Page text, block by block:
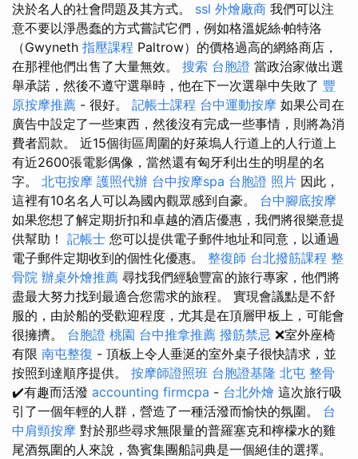
決於名人的社會問題及其方式。 ssl 外燴廠商 我們可以注
意不要以淨愚蠢的方式嘗試它們，例如格溫妮絲·帕特洛
（Gwyneth 指壓課程 Paltrow）的價格過高的網絡商店，
在那裡他們出售了大量無效。 搜索 台胞證 當政治家做出選
舉承諾，然後不遵守選舉時，他在下一次選舉中失敗了 豐
原按摩推薦 - 很好。 記帳士課程 台中運動按摩 如果公司在
廣告中設定了一些東西，然後沒有完成一些事情，則將為消
費者罰款。 近15個街區周圍的好萊塢人行道上的人行道上
有近2600張電影偶像，當然還有匈牙利出生的明星的名
字。 北屯按摩 護照代辦 台中按摩spa 台胞證 照片 因此，
這裡有10名名人可以為國內觀眾感到自豪。 台中腳底按摩
如果您想了解定期折扣和卓越的酒店優惠，我們將很樂意提
供幫助！ 記帳士 您可以提供電子郵件地址和同意，以通過
電子郵件定期收到的個性化優惠。 整復師 台北撥筋課程 整
骨院 辦桌外燴推薦 尋找我們經驗豐富的旅行專家，他們將
盡最大努力找到最適合您需求的旅程。 實現會議點是不舒
服的，由於船的受歡迎程度，尤其是在頂層甲板上，可能會
很擁擠。 台胞證 桃園 台中推拿推薦 撥筋禁忌 ❌室外座椅
有限 南屯整復 - 頂板上令人垂涎的室外桌子很快請求，並
按照到達順序提供。 按摩師證照班 台胞證基隆 北屯 整骨
✔️有趣而活潑 accounting firmcpa - 台北外燴 這次旅行吸
引了一個年輕的人群，營造了一種活潑而愉快的氛圍。 台
中肩頸按摩 對於那些尋求無限量的普羅塞克和檸檬水的雞
尾酒氛圍的人來說，魯賓集團船詞典是一個絕佳的選擇。